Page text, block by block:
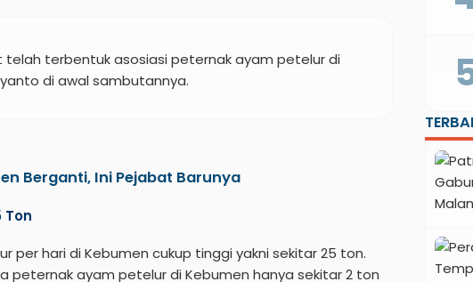
telah terbentuk asosiasi peternak ayam petelur di
di awal sambutannya.
Berganti, Ini Pejabat Barunya
Ton
per hari di Kebumen cukup tinggi yakni sekitar 25 ton.
peternak ayam petelur di Kebumen hanya sekitar 2 ton